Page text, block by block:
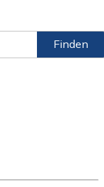
Finden